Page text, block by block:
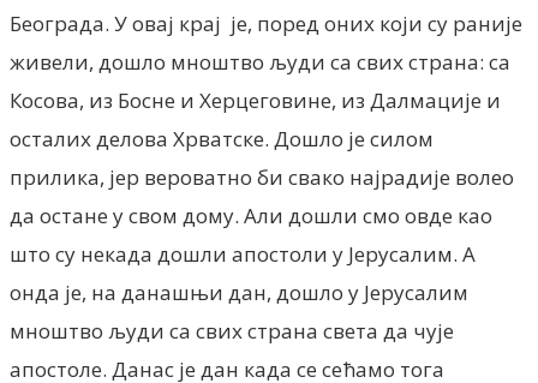
Београда. У овај крај је, поред оних који су раније
живели, дошло мноштво људи са свих страна: са
Косова, из Босне и Херцеговине, из Далмације и
осталих делова Хрватске. Дошло је силом
прилика, јер вероватно би свако најрадије волео
да остане у свом дому. Али дошли смо овде као
што су некада дошли апостоли у Јерусалим. А
онда је, на данашњи дан, дошло у Јерусалим
мноштво људи са свих страна света да чује
апостоле. Данас је дан када се сећамо тога